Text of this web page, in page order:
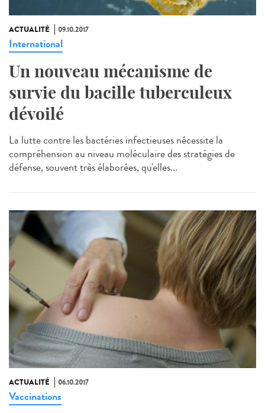
ACTUALITÉ 09.10.2017
International
Un nouveau mécanisme de
survie du bacille tuberculeux
dévoilé
La lutte contre les bactéries infectieuses nécessite la
compréhension au niveau moléculaire des stratégies de
défense, souvent très élaborées, qu'elles...
ACTUALITÉ 06.10.2017
Vaccinations